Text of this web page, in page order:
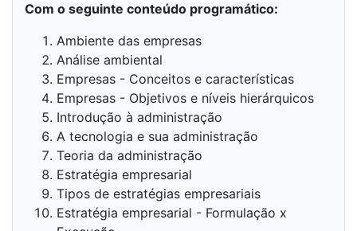
Com o seguinte conteúdo programático:
Ambiente das empresas
Análise ambiental
Empresas - Conceitos e características
Empresas - Objetivos e níveis hierárquicos
Introdução à administração
A tecnologia e sua administração
Teoria da administração
Estratégia empresarial
Tipos de estratégias empresariais
Estratégia empresarial - Formulação x